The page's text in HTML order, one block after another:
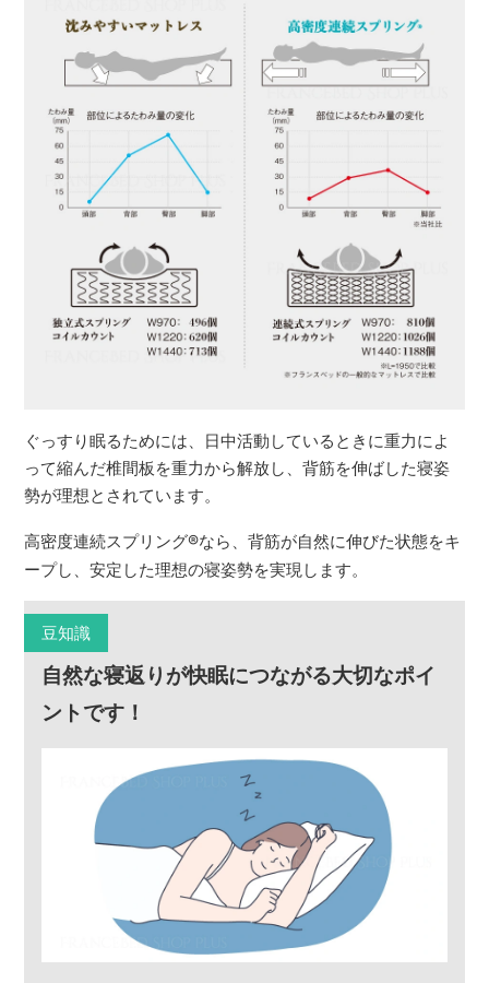
ぐっすり眠るためには、日中活動しているときに重力によ
って縮んだ椎間板を重力から解放し、背筋を伸ばした寝姿
勢が理想とされています。
高密度連続スプリング®なら、背筋が自然に伸びた状態をキ
ープし、安定した理想の寝姿勢を実現します。
豆知識
自然な寝返りが快眠につながる大切なポイ
ントです！